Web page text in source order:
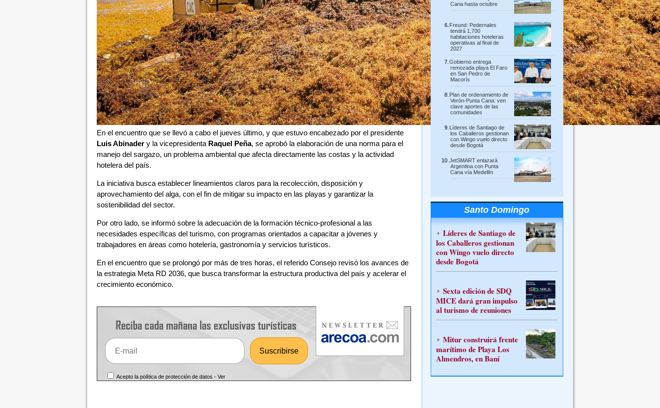
En el encuentro que se llevó a cabo el jueves último, y que estuvo encabezado por el presidente
Luis Abinadery la vicepresidenta Raquel Peña, se aprobó la elaboración de una norma para el
manejo del sargazo, un problema ambiental que afecta directamente las costas y la actividad
hotelera del país.
La iniciativa busca establecer lineamientos claros para la recolección, disposición y
aprovechamiento del alga, con el fin de mitigar su impacto en las playas y garantizar la
sostenibilidad del sector.
Por otro lado, se informó sobre la adecuación de la formación técnico-profesional a las
necesidades específicas del turismo, con programas orientados a capacitar a jóvenes y
trabajadores en áreas como hotelería, gastronomía y servicios turísticos.
En el encuentro que se prolongó por más de tres horas, el referido Consejo revisó los avances de
la estrategia Meta RD 2036, que busca transformar la estructura productiva del país y acelerar el
crecimiento económico.
Acepto la política de protección de datos -Ver
Cana hasta octubre
Freund: Pedernales
tendrá 1,700
habitaciones hoteleras
operativas al final de
2027
Gobierno entrega
remozada playa El Faro
en San Pedro de
Macorís
Plan de ordenamiento de
Verón-Punta Cana: ven
clave aportes de las
comunidades
Líderes de Santiago de
los Caballeros gestionan
con Wingo vuelo directo
desde Bogotá
JetSMART enlazará
Argentina con Punta
Cana vía Medellín
Santo Domingo
Líderes de Santiago de
los Caballeros gestionan
con Wingo vuelo directo
desde Bogotá
Sexta edición de SDQ
MICE dará gran impulso
al turismo de reuniones
Mitur construirá frente
marítimo de Playa Los
Almendros, en Baní